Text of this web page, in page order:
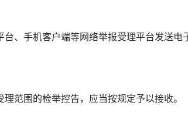
手机客户端等网络举报受理平台发送电
围的检举控告，应当按规定予以接收。